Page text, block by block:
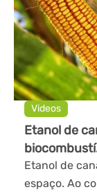
Videos
Etanol de
Etanol de
espaço. Ao